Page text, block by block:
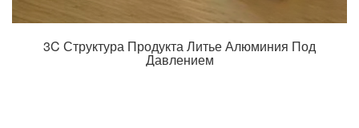
3C Структура Продукта Литье Алюминия Под
Давлением